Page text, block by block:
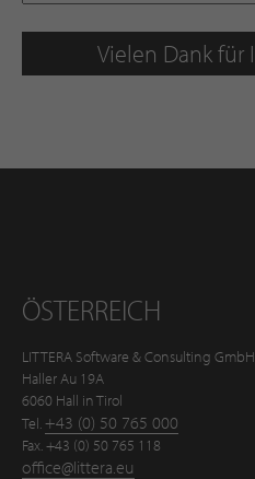
ÖSTERREICH
LITTERA Software & Consulting GmbH
Haller Au 19A
6060 Hall in Tirol
Tel. +43 (0) 50 765 000
Fax. +43 (0) 50 765 118
office@littera.eu